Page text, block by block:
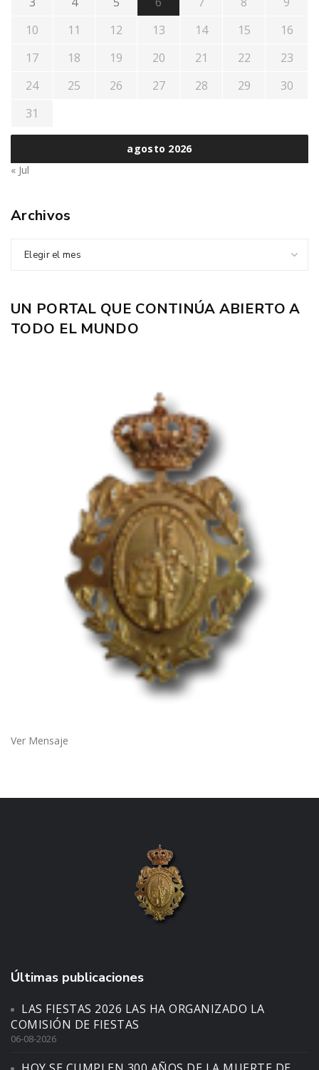
agosto 2026
10
11 12 13 14 15
16
17
18 19 20 21 22
23
24
25 26 27 28 29
30
31
« Jul
Archivos
Elegir el mes
UN PORTAL QUE CONTINÚA ABIERTO A
TODO EL MUNDO
Ver Mensaje
Últimas publicaciones
LAS FIESTAS 2026 LAS HA ORGANIZADO LA
COMISIÓN DE FIESTAS
06-08-2026